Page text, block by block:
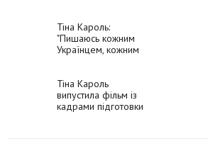
Тіна Кароль:
"Пишаюсь кожним
Українцем, кожним
на "Азовсталі"
Тіна Кароль
випустила фільм із
кадрами підготовки